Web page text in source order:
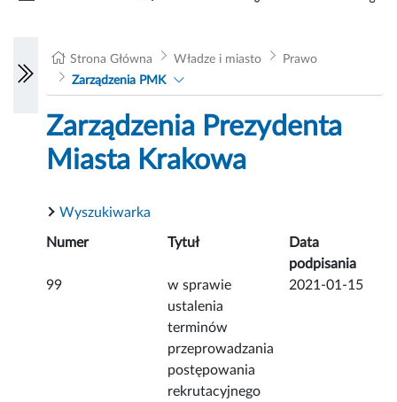
Strona Główna Władze i miasto
Prawo
Zarządzenia PMK
Zarządzenia Prezydenta
Miasta Krakowa
Wyszukiwarka
Numer Tytuł
Data
podpisania
99
w sprawie
ustalenia
terminów
przeprowadzania
postępowania
rekrutacyjnego
2021-01-15